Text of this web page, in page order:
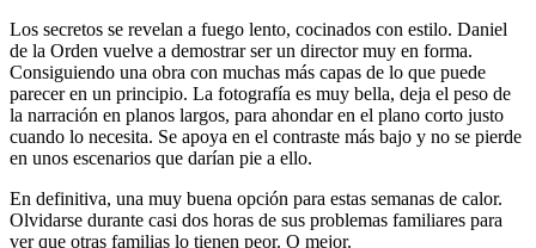
Los secretos se revelan a fuego lento, cocinados con estilo. Daniel
de la Orden vuelve a demostrar ser un director muy en forma.
Consiguiendo una obra con muchas más capas de lo que puede
parecer en un principio. La fotografía es muy bella, deja el peso de
la narración en planos largos, para ahondar en el plano corto justo
cuando lo necesita. Se apoya en el contraste más bajo y no se pierde
en unos escenarios que darían pie a ello.
En definitiva, una muy buena opción para estas semanas de calor.
Olvidarse durante casi dos horas de sus problemas familiares para
ver que otras familias lo tienen peor. O mejor.